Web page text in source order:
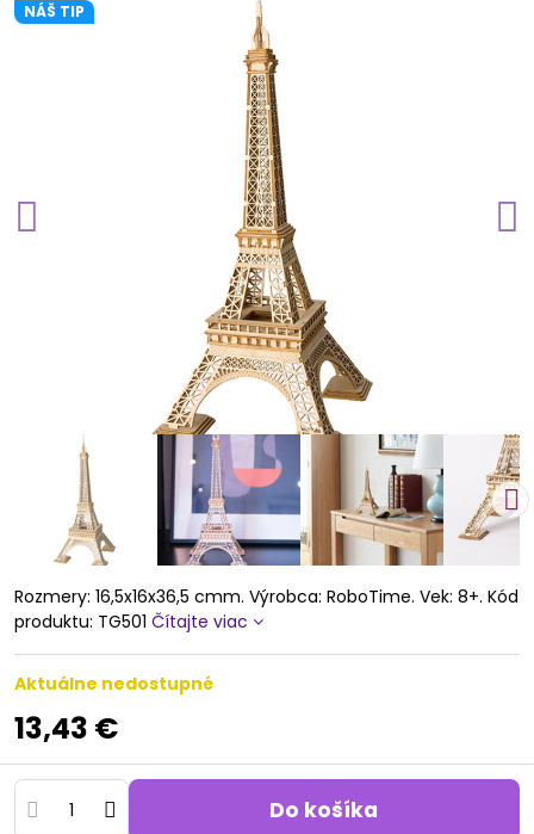
NÁŠ TIP
Rozmery: 16,5x16x36,5 cmm. Výrobca: RoboTime. Vek: 8+. Kód
produktu: TG501 Čítajte viac
Aktuálne nedostupné
13,43 €
Do košíka